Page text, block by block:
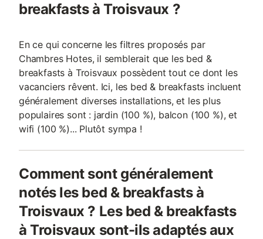
breakfasts à Troisvaux ?
En ce qui concerne les filtres proposés par
Chambres Hotes, il semblerait que les bed &
breakfasts à Troisvaux possèdent tout ce dont les
vacanciers rêvent. Ici, les bed & breakfasts incluent
généralement diverses installations, et les plus
populaires sont : jardin (100 %), balcon (100 %), et
wifi (100 %)... Plutôt sympa !
Comment sont généralement
notés les bed & breakfasts à
Troisvaux ? Les bed & breakfasts
à Troisvaux sont-ils adaptés aux